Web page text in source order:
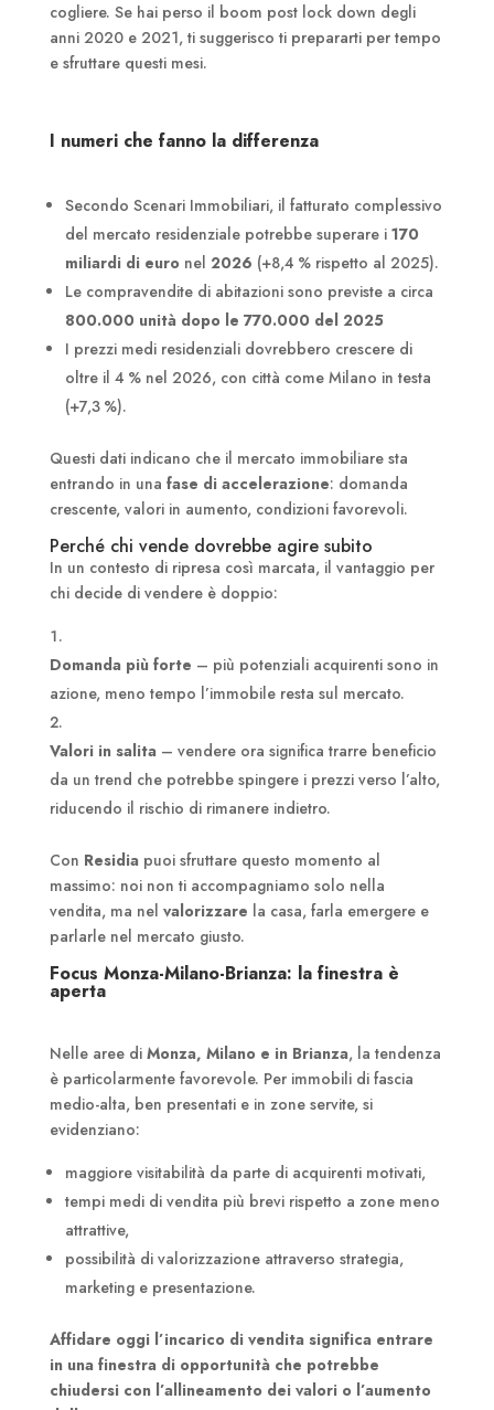
cogliere. Se hai perso il boom post lock down degli
anni 2020 e 2021, ti suggerisco ti prepararti per tempo
e sfruttare questi mesi.
I numeri che fanno la differenza
Secondo Scenari Immobiliari, il fatturato complessivo
del mercato residenziale potrebbe superare i 170
miliardi di euro nel 2026 (+8,4 % rispetto al 2025).
Le compravendite di abitazioni sono previste a circa
800.000 unità dopo le 770.000 del 2025
I prezzi medi residenziali dovrebbero crescere di
oltre il 4 % nel 2026, con città come Milano in testa
(+7,3 %).
Questi dati indicano che il mercato immobiliare sta
entrando in una fase di accelerazione: domanda
crescente, valori in aumento, condizioni favorevoli.
Perché chi vende dovrebbe agire subito
In un contesto di ripresa così marcata, il vantaggio per
chi decide di vendere è doppio:
Domanda più forte – più potenziali acquirenti sono in
azione, meno tempo l’immobile resta sul mercato.
Valori in salita – vendere ora significa trarre beneficio
da un trend che potrebbe spingere i prezzi verso l’alto,
riducendo il rischio di rimanere indietro.
Con Residiapuoi sfruttare questo momento al
massimo: noi non ti accompagniamo solo nella
vendita, ma nel valorizzare la casa, farla emergere e
parlarle nel mercato giusto.
Focus Monza-Milano-Brianza: la finestra è
aperta
Nelle aree di Monza, Milano e in Brianza, la tendenza
è particolarmente favorevole. Per immobili di fascia
medio-alta, ben presentati e in zone servite, si
evidenziano:
maggiore visitabilità da parte di acquirenti motivati,
tempi medi di vendita più brevi rispetto a zone meno
attrattive,
possibilità di valorizzazione attraverso strategia,
marketing e presentazione.
Affidare oggi l’incarico di vendita significa entrare
in una finestra di opportunità che potrebbe
chiudersi con l’allineamento dei valori o l’aumento